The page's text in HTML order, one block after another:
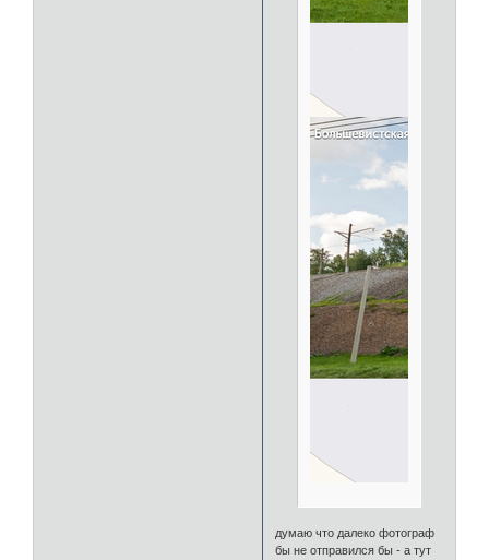
думаю что далеко фотограф
бы не отправился бы - а тут